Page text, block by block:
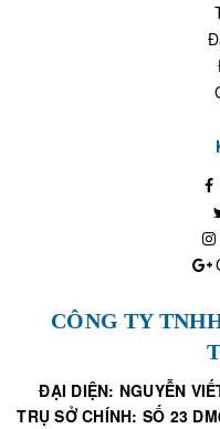
CÔNG TY
ĐẠI DIỆN: NGUYỄN
TRỤ SỞ CHÍNH: SỐ 23